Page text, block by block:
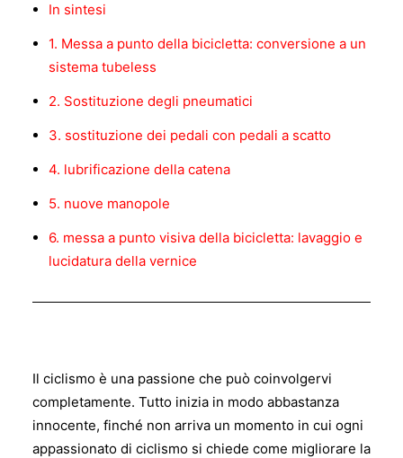
In sintesi
1. Messa a punto della bicicletta: conversione a un
sistema tubeless
2. Sostituzione degli pneumatici
3. sostituzione dei pedali con pedali a scatto
4. lubrificazione della catena
5. nuove manopole
6. messa a punto visiva della bicicletta: lavaggio e
lucidatura della vernice
Il ciclismo è una passione che può coinvolgervi
completamente. Tutto inizia in modo abbastanza
innocente, finché non arriva un momento in cui ogni
appassionato di ciclismo si chiede come migliorare la